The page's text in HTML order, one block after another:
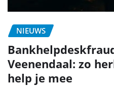
NIEUWS
Veenendaal: zo
help je mee